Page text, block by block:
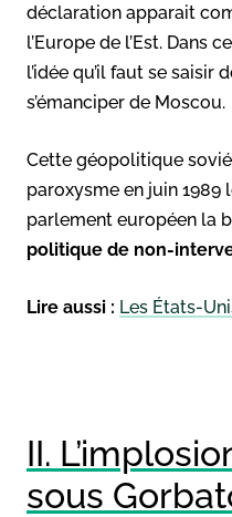
déclaration apparait
l’Europe de l’Est. Dans
l’idée qu’il faut se saisir
s’émanciper de Moscou.
Cette géopolitique
paroxysme en juin 1989
parlement européen la
politique de non-
Lire aussi : Les États-
II.
sous